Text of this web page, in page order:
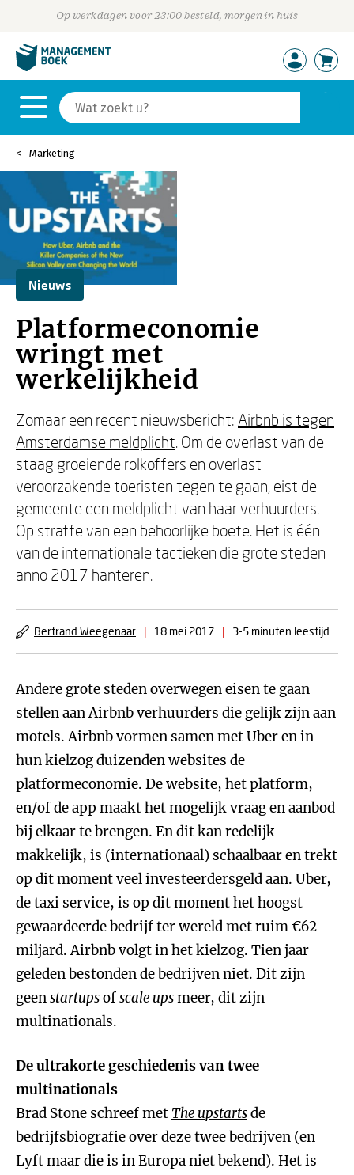
Op werkdagen voor 23:00 besteld, morgen in huis
Marketing
Nieuws
Platformeconomie
wringt met
werkelijkheid
Zomaar een recent nieuwsbericht: Airbnb is tegen
Amsterdamse meldplicht. Om de overlast van de
staag groeiende rolkoffers en overlast
veroorzakende toeristen tegen te gaan, eist de
gemeente een meldplicht van haar verhuurders.
Op straffe van een behoorlijke boete. Het is één
van de internationale tactieken die grote steden
anno 2017 hanteren.
Bertrand Weegenaar | 18 mei 2017 | 3-5 minuten leestijd
Andere grote steden overwegen eisen te gaan
stellen aan Airbnb verhuurders die gelijk zijn aan
motels. Airbnb vormen samen met Uber en in
hun kielzog duizenden websites de
platformeconomie. De website, het platform,
en/of de app maakt het mogelijk vraag en aanbod
bij elkaar te brengen. En dit kan redelijk
makkelijk, is (internationaal) schaalbaar en trekt
op dit moment veel investeerdersgeld aan. Uber,
de taxi service, is op dit moment het hoogst
gewaardeerde bedrijf ter wereld met ruim €62
miljard. Airbnb volgt in het kielzog. Tien jaar
geleden bestonden de bedrijven niet. Dit zijn
geenstartupsofscale upsmeer, dit zijn
multinationals.
De ultrakorte geschiedenis van twee
multinationals
Brad Stone schreef met The upstartsde
bedrijfsbiografie over deze twee bedrijven (en
Lyft maar die is in Europa niet bekend). Het is